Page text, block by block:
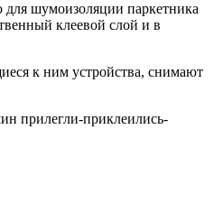
шумоизоляции паркетника
клеевой слой и в
к ним устройства, снимают
прилегли-приклеились-